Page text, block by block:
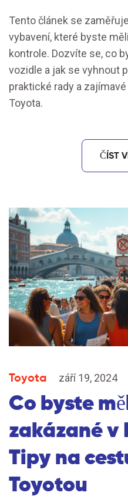
Tento článek se
vybavení, které byste
kontrole. Dozvíte se, co
vozidle a jak se vyhnout
praktické rady a
Toyota.
ČÍST
Toyota září 19, 2024
Co byste
zakázané v
Tipy na
Toyotou